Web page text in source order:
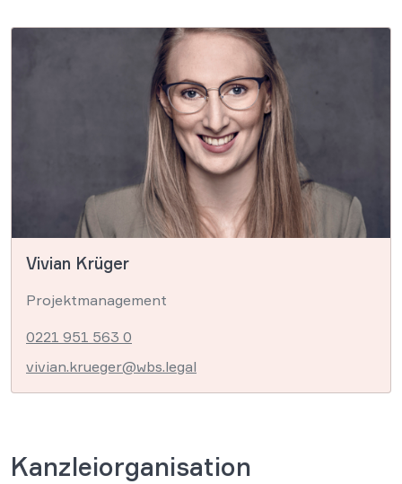
Vivian Krüger
Projektmanagement
0221 951 563 0
vivian.krueger@wbs.legal
Kanzleiorganisation